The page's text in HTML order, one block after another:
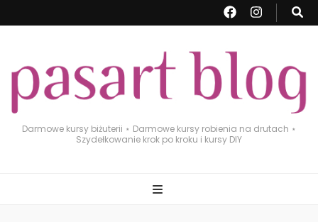
Darmowe kursy biżuterii ⋆ Darmowe kursy robienia na drutach ⋆
Szydełkowanie krok po kroku i kursy DIY